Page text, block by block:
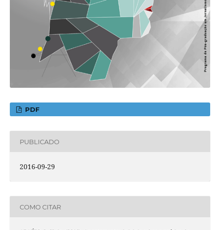
PDF
PUBLICADO
2016-09-29
COMO CITAR